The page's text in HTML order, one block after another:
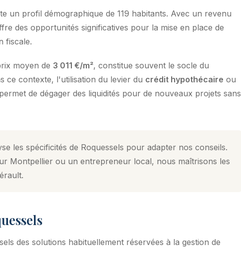
un profil démographique de 119 habitants. Avec un revenu
des opportunités significatives pour la mise en place de
fiscale.
moyen de 3 011 €/m², constitue souvent le socle du
ce contexte, l'utilisation du levier du crédit hypothécaire ou
de dégager des liquidités pour de nouveaux projets sans
les spécificités de Roquessels pour adapter nos conseils.
Montpellier ou un entrepreneur local, nous maîtrisons les
des solutions habituellement réservées à la gestion de